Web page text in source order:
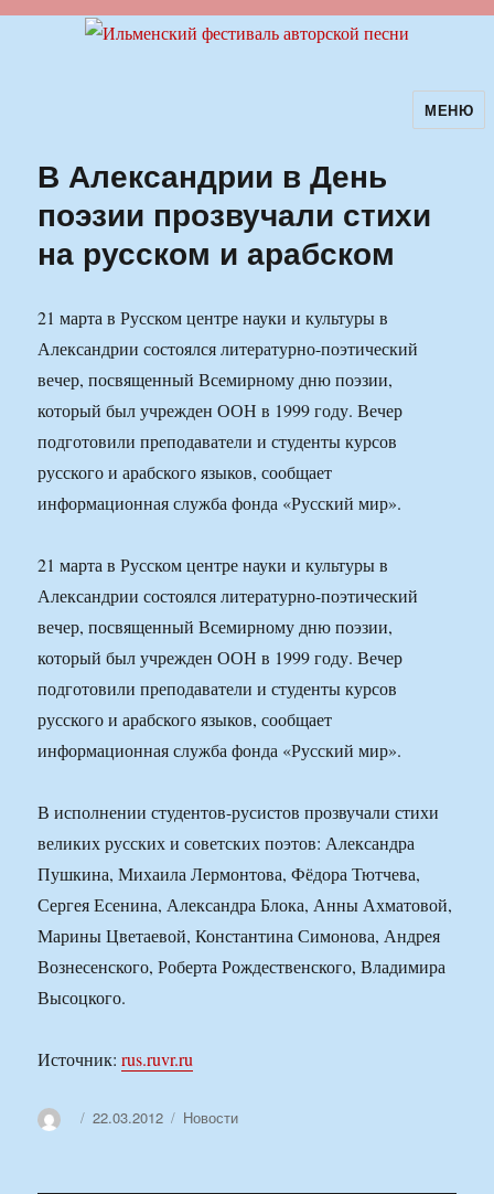
Ильменский фестиваль авторскойМЕНЮ
В Александрии в День
поэзии прозвучали стихи
на русском и арабском
21 марта в Русском центре науки и культуры в
Александрии состоялся литературно-поэтический
вечер, посвященный Всемирному дню поэзии,
который был учрежден ООН в 1999 году. Вечер
подготовили преподаватели и студенты курсов
русского и арабского языков, сообщает
информационная служба фонда «Русский мир».
21 марта в Русском центре науки и культуры в
Александрии состоялся литературно-поэтический
вечер, посвященный Всемирному дню поэзии,
который был учрежден ООН в 1999 году. Вечер
подготовили преподаватели и студенты курсов
русского и арабского языков, сообщает
информационная служба фонда «Русский мир».
В исполнении студентов-русистов прозвучали стихи
великих русских и советских поэтов: Александра
Пушкина, Михаила Лермонтова, Фёдора Тютчева,
Сергея Есенина, Александра Блока, Анны Ахматовой,
Марины Цветаевой, Константина Симонова, Андрея
Вознесенского, Роберта Рождественского, Владимира
Высоцкого.
Источник:rus.ruvr.ru
АвторОпубликовано
22.03.2012 Рубрики
Новости